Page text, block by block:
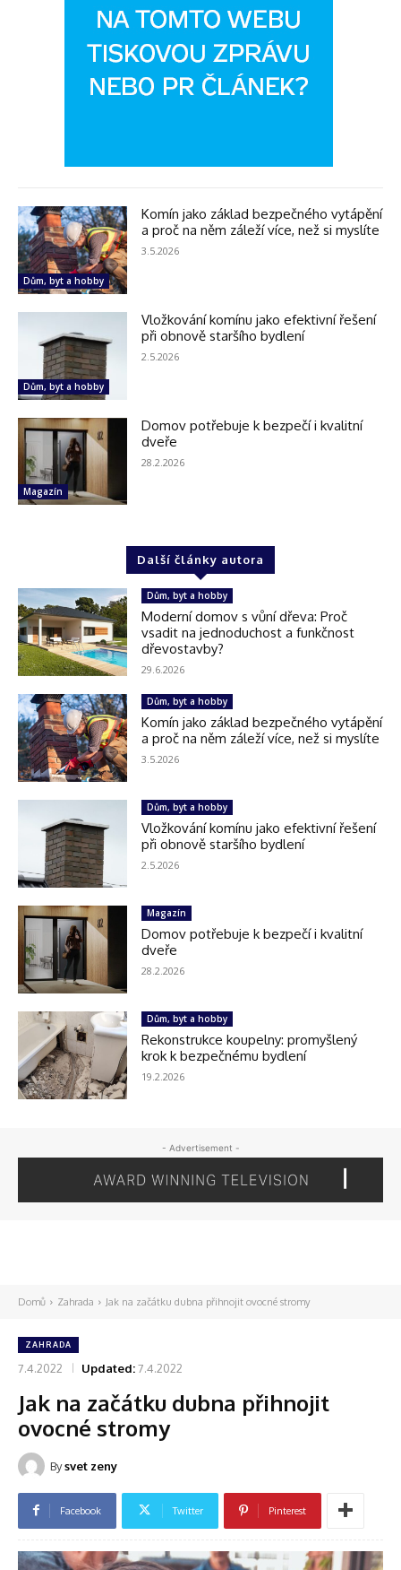
Dům, byt a hobby
Komín jako základ bezpečného vytápění
a proč na něm záleží více, než si myslíte
3.5.2026
Dům, byt a hobby
Vložkování komínu jako efektivní řešení
při obnově staršího bydlení
2.5.2026
Magazín
Domov potřebuje k bezpečí i kvalitní
dveře
28.2.2026
Další články autora
Dům, byt a hobby
Moderní domov s vůní dřeva: Proč
vsadit na jednoduchost a funkčnost
dřevostavby?
29.6.2026
Dům, byt a hobby
Komín jako základ bezpečného vytápění
a proč na něm záleží více, než si myslíte
3.5.2026
Dům, byt a hobby
Vložkování komínu jako efektivní řešení
při obnově staršího bydlení
2.5.2026
Magazín
Domov potřebuje k bezpečí i kvalitní
dveře
28.2.2026
Dům, byt a hobby
Rekonstrukce koupelny: promyšlený
krok k bezpečnému bydlení
19.2.2026
- Advertisement -